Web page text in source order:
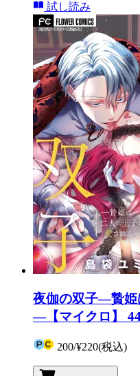
試し読み
夜伽の双子―贄姫
―【マイクロ】
200/¥220(税込)